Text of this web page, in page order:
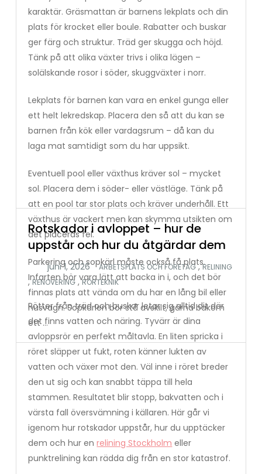
karaktär. Gräsmattan är barnens lekplats och din
plats för krocket eller boule. Rabatter och buskar
ger färg och struktur. Träd ger skugga och höjd.
Tänk på att olika växter trivs i olika lägen –
solälskande rosor i söder, skuggväxter i norr.
Lekplats för barnen kan vara en enkel gunga eller
ett helt lekredskap. Placera den så att du kan se
barnen från kök eller vardagsrum – då kan du
laga mat samtidigt som du har uppsikt.
Eventuell pool eller växthus kräver sol – mycket
sol. Placera dem i söder- eller västläge. Tänk på
att en pool tar stor plats och kräver underhåll. Ett
växthus är vackert men kan skymma utsikten om
det placeras fel.
Parkering och sopkärl måste också få plats.
Infarten bör vara lätt att backa in i, och det bör
finnas plats att vända om du har en lång bil eller
husvagn. Sopkärlen bör stå avskilt, gärna bakom
ett …
Rotskador i avloppet – hur de
uppstår och hur du åtgärdar dem
ARBETSPLATS OCH FÖRETAG,RELINING
,RENOVERING ,RÖRTEKNIK
Rötter från träd och buskar letar sig alltid dit där
det finns vatten och näring. Tyvärr är dina
avloppsrör en perfekt måltavla. En liten spricka i
röret släpper ut fukt, roten känner lukten av
vatten och växer mot den. Väl inne i röret breder
den ut sig och kan snabbt täppa till hela
stammen. Resultatet blir stopp, bakvatten och i
värsta fall översvämning i källaren. Här går vi
igenom hur rotskador uppstår, hur du upptäcker
dem och hur enrelining Stockholm eller
punktrelining kan rädda dig från en stor katastrof.